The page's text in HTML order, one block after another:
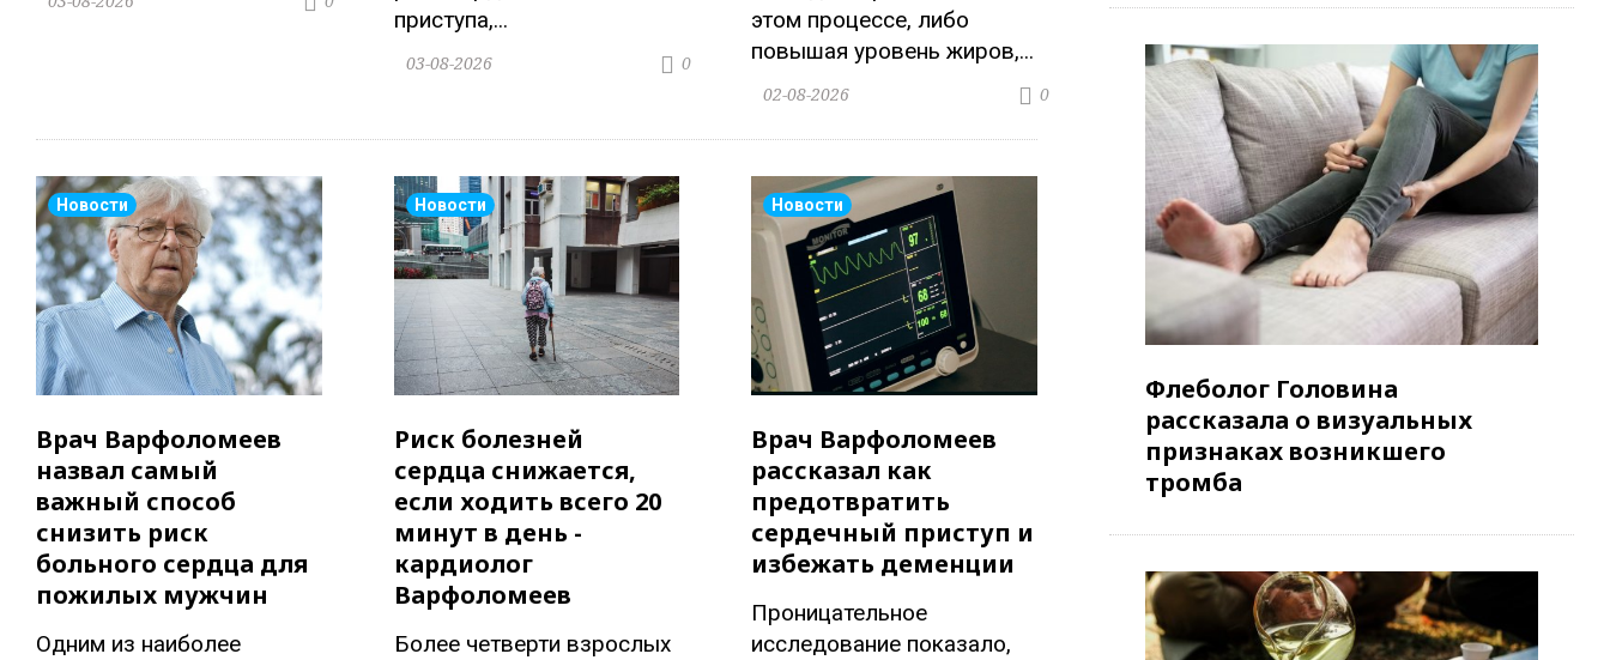
приступа,...
0
03-08-2026
этом процессе, либо
повышая уровень жиров,...
0
02-08-2026
Новости
Врач Варфоломеев
назвал самый
важный способ
снизить риск
больного сердца для
пожилых мужчин
Одним из наиболее
Новости
Риск болезней
сердца снижается,
если ходить всего 20
минут в день -
кардиолог
Варфоломеев
Более четверти взрослых
Новости
Врач Варфоломеев
рассказал как
предотвратить
сердечный приступ и
избежать деменции
Проницательное
исследование показало,
Флеболог Головина
рассказала о визуальных
признаках возникшего
тромба